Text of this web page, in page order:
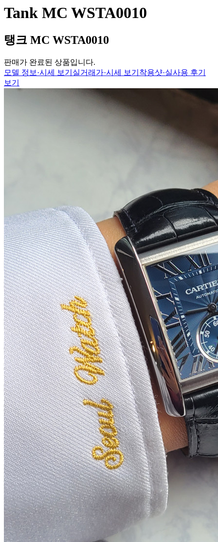
Tank MC WSTA0010
탱크 MC WSTA0010
판매가 완료된 상품입니다.
모델 정보·시세 보기 실거래가·시세 보기 착용샷·실사용 후기
보기